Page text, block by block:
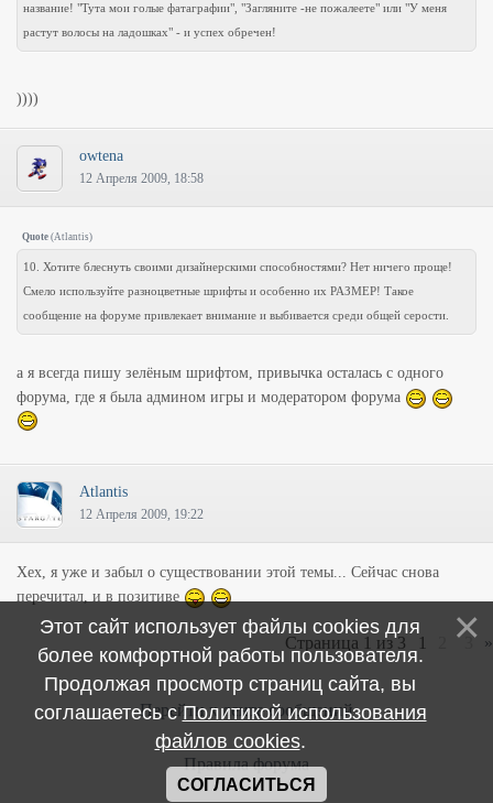
название! "Тута мои голые фатаграфии", "Загляните -не пожалеете" или "У меня
растут волосы на ладошках" - и успех обречен!
))))
owtena
12 Апреля 2009, 18:58
Quote (Atlantis)
10. Хотите блеснуть своими дизайнерскими способностями? Нет ничего проще!
Смело используйте разноцветные шрифты и особенно их РАЗМЕР! Такое
сообщение на форуме привлекает внимание и выбивается среди общей серости.
а я всегда пишу зелёным шрифтом, привычка осталась с одного
форума, где я была админом игры и модератором форума
Atlantis
12 Апреля 2009, 19:22
Хех, я уже и забыл о существовании этой темы... Сейчас снова
перечитал, и в позитиве
Страница 1 из3 1 »
Перейти к ленте сообщений
Правила форума
Этот сайт использует файлы cookies для
более комфортной работы пользователя.
Продолжая просмотр страниц сайта, вы
соглашаетесь сПолитикой использования
файлов cookies.
СОГЛАСИТЬСЯ